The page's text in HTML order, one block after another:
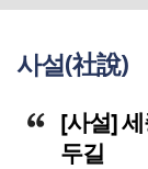
사설(社說)
[사설] 세
두길